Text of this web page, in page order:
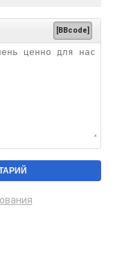
[BBcode]